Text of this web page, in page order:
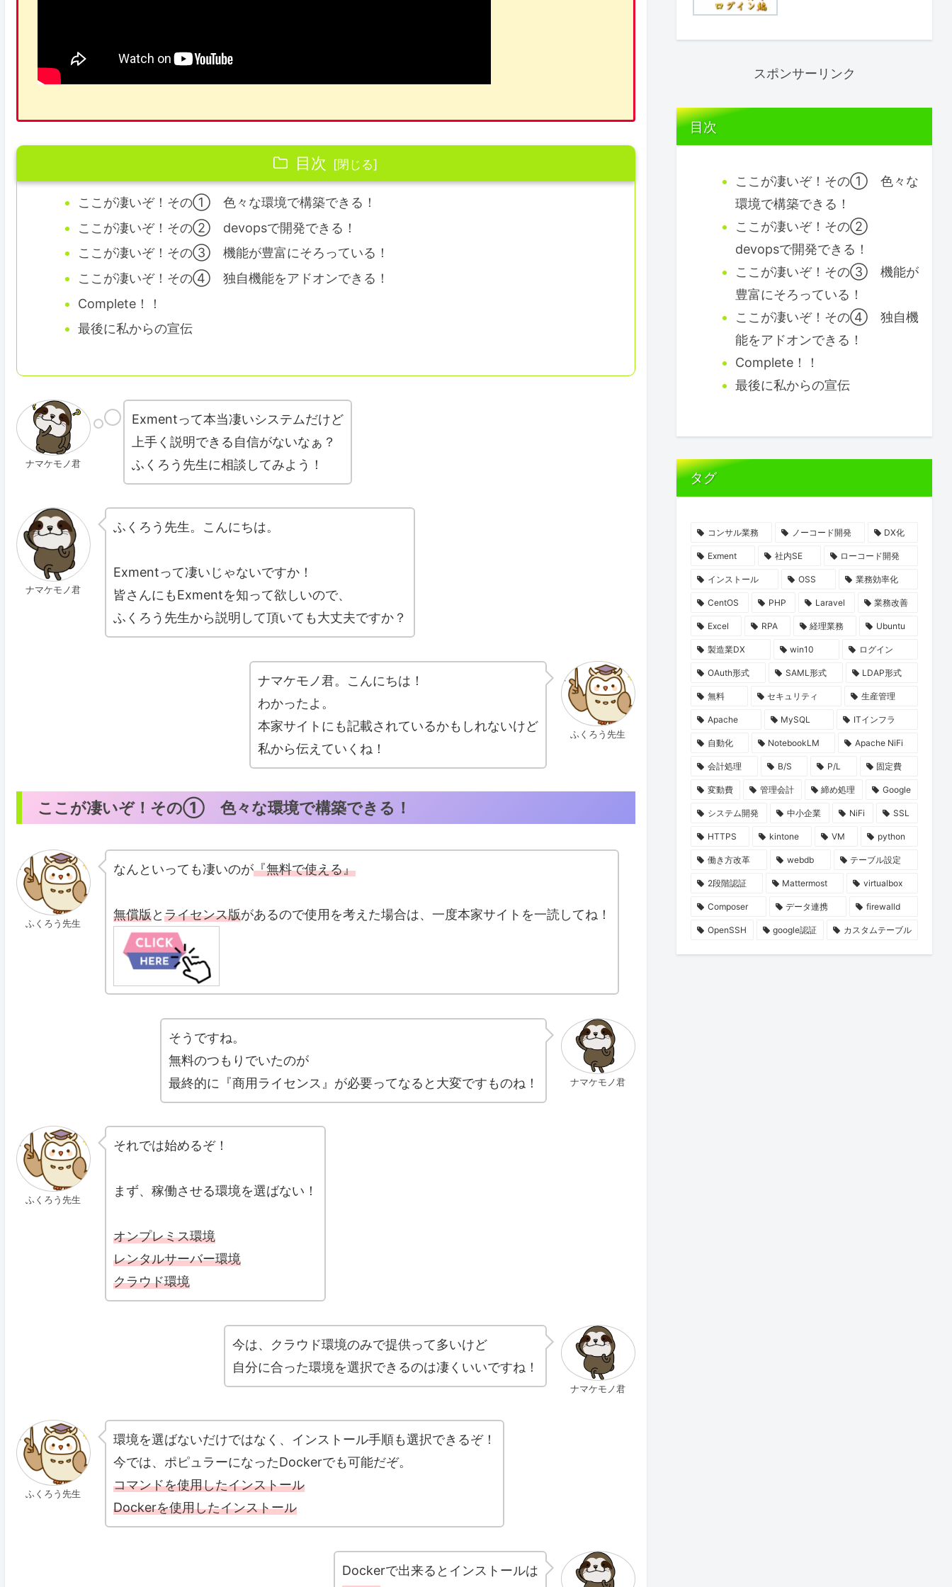
目次
ここが凄いぞ！その① 色々な環境で構築できる！
ここが凄いぞ！その② devopsで開発できる！
ここが凄いぞ！その③ 機能が豊富にそろっている！
ここが凄いぞ！その④ 独自機能をアドオンできる！
Complete！！
最後に私からの宣伝
ナマケモノ君
Exmentって本当凄いシステムだけど
上手く説明できる自信がないなぁ？
ふくろう先生に相談してみよう！
ナマケモノ君
ふくろう先生。こんにちは。
Exmentって凄いじゃないですか！
皆さんにもExmentを知って欲しいので、
ふくろう先生から説明して頂いても大丈夫ですか？
ふくろう先生
ナマケモノ君。こんにちは！
わかったよ。
本家サイトにも記載されているかもしれないけど
私から伝えていくね！
ここが凄いぞ！その① 色々な環境で構築できる！
ふくろう先生
なんといっても凄いのが『無料で使える』
無償版とライセンス版があるので使用を考えた場合は、一度本家サイトを一読してね！
ナマケモノ君
そうですね。
無料のつもりでいたのが
最終的に『商用ライセンス』が必要ってなると大変ですものね！
ふくろう先生
それでは始めるぞ！
まず、稼働させる環境を選ばない！
オンプレミス環境
レンタルサーバー環境
クラウド環境
ナマケモノ君
今は、クラウド環境のみで提供って多いけど
自分に合った環境を選択できるのは凄くいいですね！
ふくろう先生
環境を選ばないだけではなく、インストール手順も選択できるぞ！
今では、ポピュラーになったDockerでも可能だぞ。
コマンドを使用したインストール
Dockerを使用したインストール
Dockerで出来るとインストールは
スポンサーリンク
目次
ここが凄いぞ！その① 色々な
環境で構築できる！
ここが凄いぞ！その②
devopsで開発できる！
ここが凄いぞ！その③ 機能が
豊富にそろっている！
ここが凄いぞ！その④ 独自機
能をアドオンできる！
Complete！！
最後に私からの宣伝
タグ
コンサル業務 ノーコード開発 DX化
Exment 社内SE ローコード開発
インストール OSS 業務効率化
CentOS PHP Laravel 業務改善
Excel RPA 経理業務 Ubuntu
製造業DX win10 ログイン
OAuth形式 SAML形式 LDAP形式
無料 セキュリティ 生産管理
Apache MySQL ITインフラ
自動化 NotebookLM Apache NiFi
会計処理 B/S P/L 固定費
変動費 管理会計 締め処理 Google
システム開発 中小企業 NiFi SSL
HTTPS kintone VM python
働き方改革 webdb テーブル設定
2段階認証 Mattermost virtualbox
Composer データ連携 firewalld
OpenSSH google認証 カスタムテーブル